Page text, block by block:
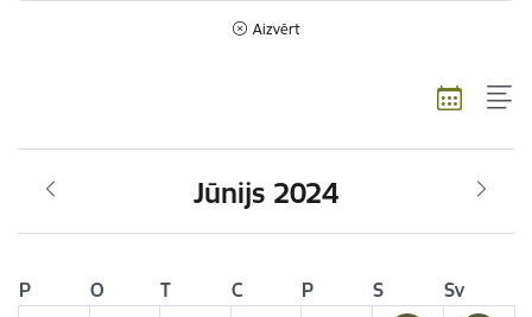
Aizvērt
Jūnijs 2024
P O T C P S
Sv